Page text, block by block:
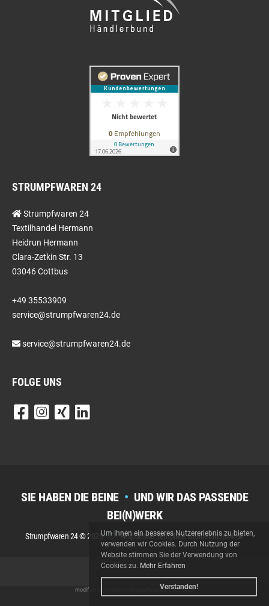
STRUMPFWAREN 24
Strumpfwaren 24
Textilhandel Hermann
Heidrun Hermann
Clara-Zetkin Str. 13
03046 Cottbus
+49 35533909
service@strumpfwaren24.de
service@strumpfwaren24.de
FOLGE UNS
SIE HABEN DIE BEINE • UND WIR DAS PASSENDE
BEI(N)WERK
Strumpfwaren 24 © 2026 Responsive Template: BannerShop24.de
modified eCommerce Shopsoftware © 2009-2026
Um Ihnen ein besseres Nutzererlebnis zu bieten,
verwenden wir Cookies. Durch Nutzung der
Website stimmen Sie der Verwendung von
Cookies zu. Mehr Erfahren
Verstanden!